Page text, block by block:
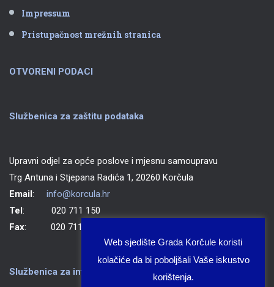
Impressum
Pristupačnost mrežnih stranica
OTVORENI PODACI
Službenica za zaštitu podataka
Upravni odjel za opće poslove i mjesnu samoupravu
Trg Antuna i Stjepana Radića 1, 20260 Korčula
Email: info@korcula.hr
Tel: 020 711 150
Fax: 020 711 702
Službenica za informiranje Grada Korčule
Web sjedište Grada Korčule koristi
kolačiće da bi poboljšali Vaše iskustvo
korištenja.